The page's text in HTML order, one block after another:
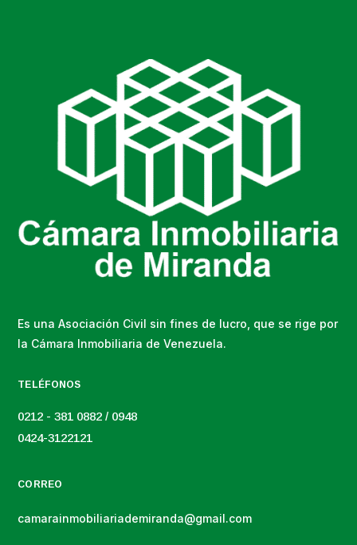
Es una Asociación Civil sin fines de lucro, que se rige por
la Cámara Inmobiliaria de Venezuela.
TELÉFONOS
0212 - 381 0882 / 0948
0424-3122121
CORREO
camarainmobiliariademiranda@gmail.com